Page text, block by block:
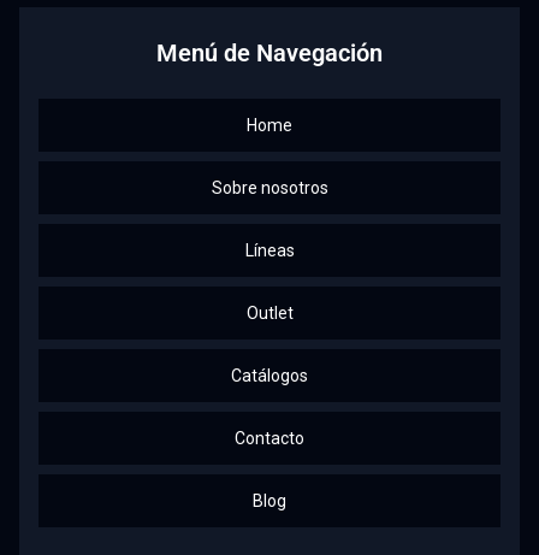
Menú de Navegación
Home
Sobre nosotros
Líneas
Outlet
Catálogos
Contacto
Blog